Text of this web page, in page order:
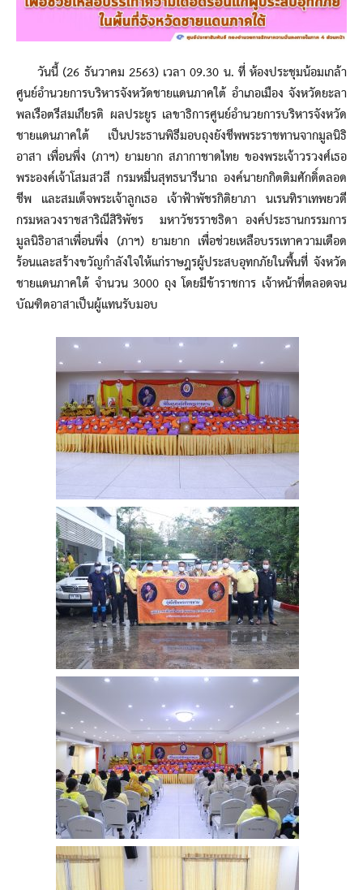
วันนี้ (26 ธันวาคม 2563) เวลา 09.30 น. ที่ ห้องประชุมน้อมเกล้า
ศูนย์อำนวยการบริหารจังหวัดชายแดนภาคใต้ อำเภอเมือง จังหวัดยะลา
พลเรือตรีสมเกียรติ ผลประยูร เลขาธิการศูนย์อำนวยการบริหารจังหวัด
ชายแดนภาคใต้ เป็นประธานพิธีมอบถุงยังชีพพระราชทานจากมูลนิธิ
อาสา เพื่อนพึ่ง (ภาฯ) ยามยาก สภากาชาดไทย ของพระเจ้าวรวงศ์เธอ
พระองค์เจ้าโสมสวลี กรมหมื่นสุทธนารีนาถ องค์นายกกิตติมศักดิ์ตลอด
ชีพ และสมเด็จพระเจ้าลูกเธอ เจ้าฟ้าพัชรกิติยาภา นเรนทิราเทพยวดี
กรมหลวงราชสาริณีสิริพัชร มหาวัชรราชธิดา องค์ประธานกรรมการ
มูลนิธิอาสาเพื่อนพึ่ง (ภาฯ) ยามยาก เพื่อช่วยเหลือบรรเทาความเดือด
ร้อนและสร้างขวัญกำลังใจให้แก่ราษฎรผู้ประสบอุทกภัยในพื้นที่ จังหวัด
ชายแดนภาคใต้ จำนวน 3000 ถุง โดยมีข้าราชการ เจ้าหน้าที่ตลอดจน
บัณฑิตอาสาเป็นผู้แทนรับมอบ